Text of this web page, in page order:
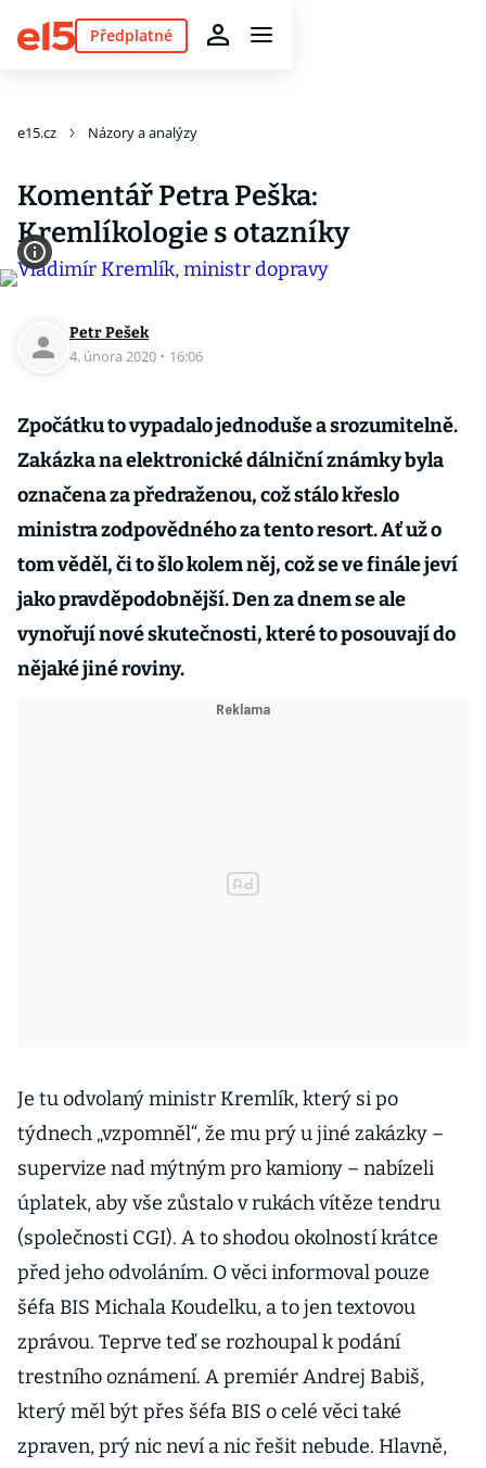
Předplatné
e15.cz Názory a analýzy
Komentář Petra Peška:
Kremlíkologie s otazníky
Petr Pešek
4. února 2020 · 16:06
Zpočátku to vypadalo jednoduše a srozumitelně.
Zakázka na elektronické dálniční známky byla
označena za předraženou, což stálo křeslo
ministra zodpovědného za tento resort. Ať už o
tom věděl, či to šlo kolem něj, což se ve finále jeví
jako pravděpodobnější. Den za dnem se ale
vynořují nové skutečnosti, které to posouvají do
nějaké jiné roviny.
Je tu odvolaný ministr Kremlík, který si po
týdnech „vzpomněl“, že mu prý u jiné zakázky –
supervize nad mýtným pro kamiony – nabízeli
úplatek, aby vše zůstalo v rukách vítěze tendru
(společnosti CGI). A to shodou okolností krátce
před jeho odvoláním. O věci informoval pouze
šéfa BIS Michala Koudelku, a to jen textovou
zprávou. Teprve teď se rozhoupal k podání
trestního oznámení. A premiér Andrej Babiš,
který měl být přes šéfa BIS o celé věci také
zpraven, prý nic neví a nic řešit nebude. Hlavně,